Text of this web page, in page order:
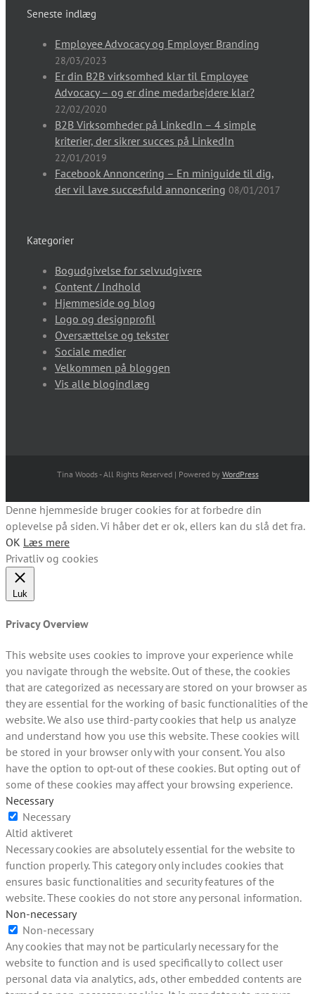
Seneste indlæg
Employee Advocacy og Employer Branding
28/03/2023
Er din B2B virksomhed klar til Employee
Advocacy – og er dine medarbejdere klar?
22/02/2020
B2B Virksomheder på LinkedIn – 4 simple
kriterier, der sikrer succes på LinkedIn
22/01/2019
Facebook Annoncering – En miniguide til dig,
der vil lave succesfuld annoncering 08/01/2017
Kategorier
Bogudgivelse for selvudgivere
Content / Indhold
Hjemmeside og blog
Logo og designprofil
Oversættelse og tekster
Sociale medier
Velkommen på bloggen
Vis alle blogindlæg
Tina Woods - All Rights Reserved | Powered by WordPress
Denne hjemmeside bruger cookies for at forbedre din
oplevelse på siden. Vi håber det er ok, ellers kan du slå det fra.
OK Læs mere
Privatliv og cookies
Luk
Privacy Overview
This website uses cookies to improve your experience while
you navigate through the website. Out of these, the cookies
that are categorized as necessary are stored on your browser as
they are essential for the working of basic functionalities of the
website. We also use third-party cookies that help us analyze
and understand how you use this website. These cookies will
be stored in your browser only with your consent. You also
have the option to opt-out of these cookies. But opting out of
some of these cookies may affect your browsing experience.
Necessary
Necessary
Altid aktiveret
Necessary cookies are absolutely essential for the website to
function properly. This category only includes cookies that
ensures basic functionalities and security features of the
website. These cookies do not store any personal information.
Non-necessary
Non-necessary
Any cookies that may not be particularly necessary for the
website to function and is used specifically to collect user
personal data via analytics, ads, other embedded contents are